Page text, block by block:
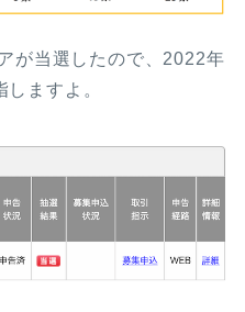
が当選したので、2022年
ますよ。